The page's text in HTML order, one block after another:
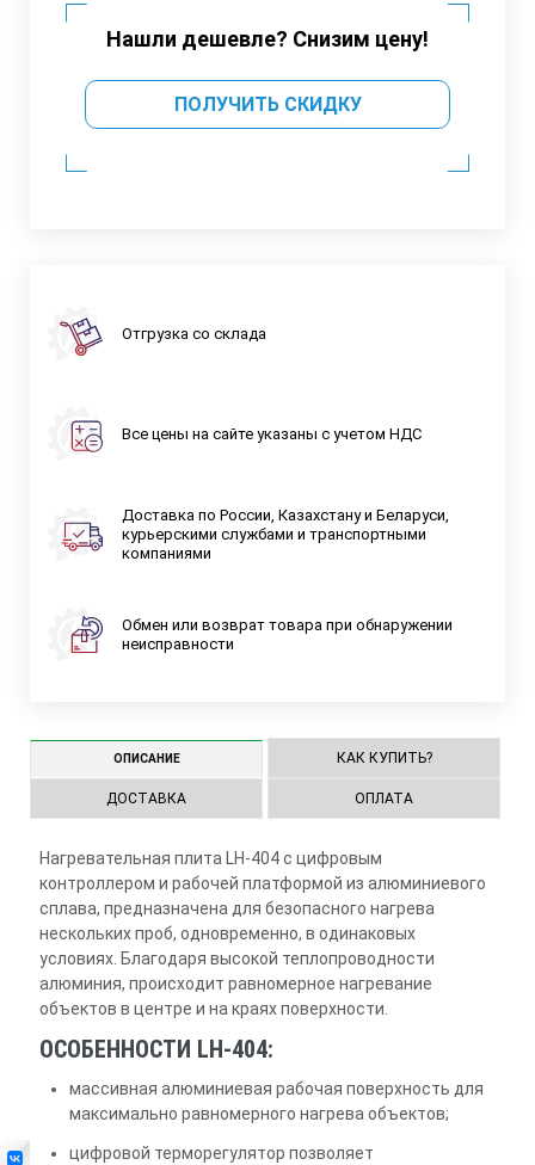
Нашли дешевле? Снизим цену!
ПОЛУЧИТЬ СКИДКУ
Отгрузка со склада
Все цены на сайте указаны с учетом НДС
Доставка по России, Казахстану и Беларуси,
курьерскими службами и транспортными
компаниями
Обмен или возврат товара при обнаружении
неисправности
ОПИСАНИЕ КАК КУПИТЬ?
ДОСТАВКА ОПЛАТА
Нагревательная плита LH-404 с цифровым
контроллером и рабочей платформой из алюминиевого
сплава, предназначена для безопасного нагрева
нескольких проб, одновременно, в одинаковых
условиях. Благодаря высокой теплопроводности
алюминия, происходит равномерное нагревание
объектов в центре и на краях поверхности.
ОСОБЕННОСТИ LH-404:
массивная алюминиевая рабочая поверхность для
максимально равномерного нагрева объектов;
цифровой терморегулятор позволяет